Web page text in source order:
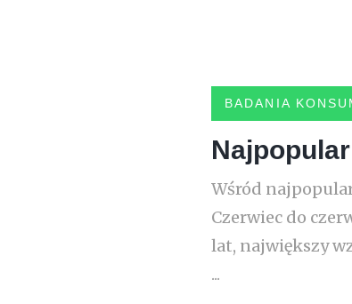
BADANIA
Wśród
Czerwiec do
lat, największy
...